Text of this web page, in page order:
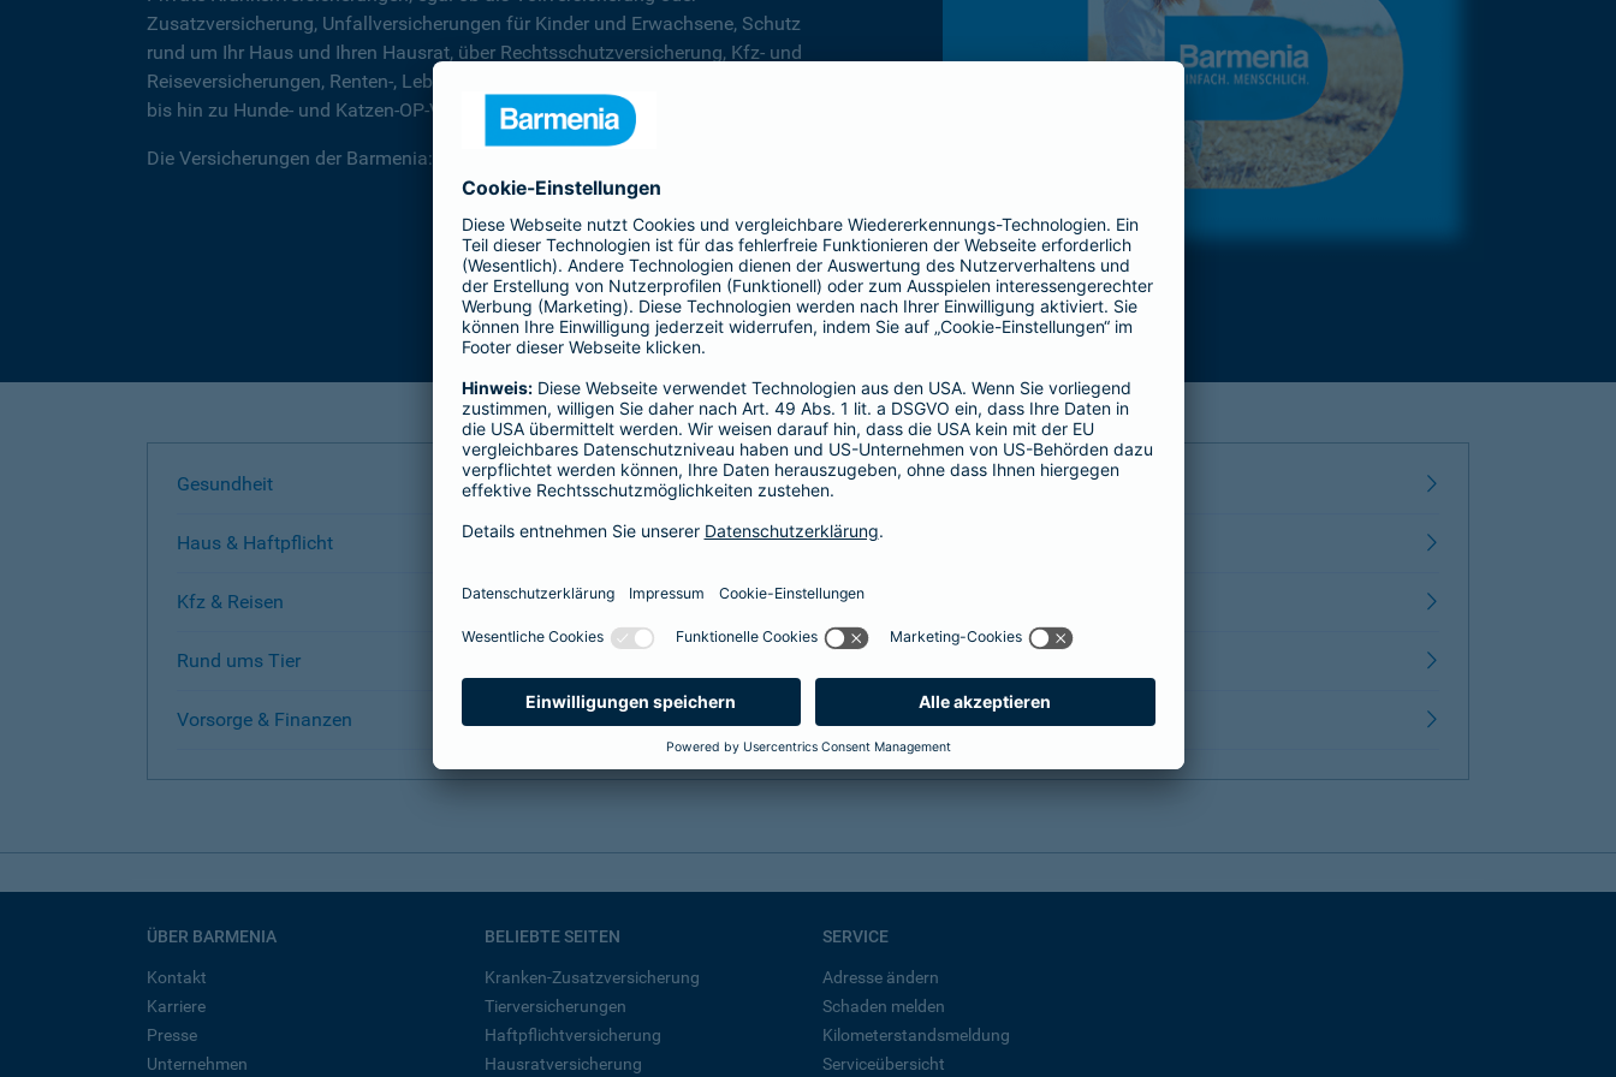
Zusatzversicherung, Unfallversicherungen für Kinder und Erwachsene, Schutz
rund um Ihr Haus und Ihren Hausrat, über Rechtsschutzversicherung, Kfz- und
Reiseversicherungen, Renten-, Lebens- und Berufsunfähigkeitsversicherung
bis hin zu Hunde- und Katzen-OP-Versicherungen.
Die Versicherungen der Barmenia: Wir helfen Ihnen in jeder Lebenslage
Gesundheit
Haus & Haftpflicht
Kfz & Reisen
Rund ums Tier
Vorsorge & Finanzen
ÜBER BARMENIA
Kontakt
Karriere
Presse
Unternehmen
BELIEBTE SEITEN
Kranken-Zusatzversicherung
Tierversicherungen
Haftpflichtversicherung
Hausratversicherung
SERVICE
Adresse ändern
Schaden melden
Kilometerstandsmeldung
Serviceübersicht